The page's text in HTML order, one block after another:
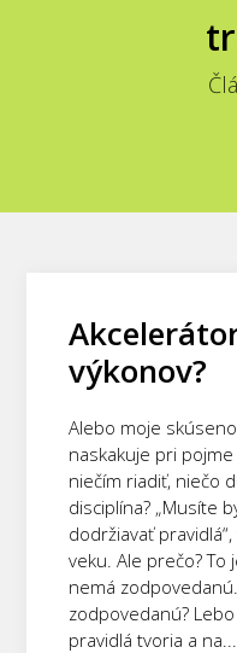
výkonov?
Alebo moje
naskakuje pri
niečím riadiť, niečo
disciplína? „Musíte
dodržiavať
veku. Ale prečo?
nemá
zodpovedanú?
pravidlá tvoria a na...